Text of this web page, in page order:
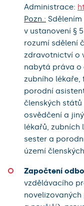
Administrace:
Pozn.:
v ustanovení §
rozumí sdělení
zdravotnictví o
nabytá práva o
zubního
porodní
členských států
osvědčení a
lékařů, zubních
sester a
území
Započtení
vzdělávacího
novelizovaných